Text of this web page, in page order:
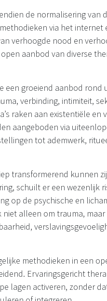
de normalisering van
via het internet
verhoogde nood en
aanbod van diverse
een groeiend aanbod
verbinding, intimiteit,
raken aan existentiële en
aangeboden via
tot ademwerk,
transformerend kunnen
schuilt er een wezenlijk
op de psychische en
niet alleen om trauma,
methodieken in een
Ervaringsgericht
lagen activeren, zonder